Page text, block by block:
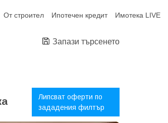
От строител Ипотечен кредит Имотека LIVE
Запази търсенето
Липсват оферти по
зададения филтър